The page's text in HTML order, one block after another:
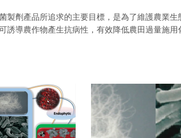
劑產品所追求的主要目標，是為了維護農業生
誘導農作物產生抗病性，有效降低農田過量施